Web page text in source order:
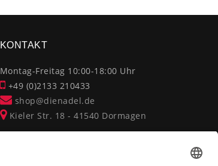
KONTAKT
Montag-Freitag 10:00-18:00 Uhr
+49 (0)2133 210433
shop@dienadel.de
Kieler Str. 18 - 41540 Dormagen